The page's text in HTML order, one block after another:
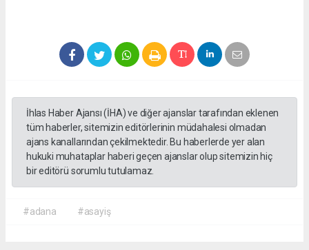
İhlas Haber Ajansı (İHA) ve diğer ajanslar tarafından eklenen
tüm haberler, sitemizin editörlerinin müdahalesi olmadan
ajans kanallarından çekilmektedir. Bu haberlerde yer alan
hukuki muhataplar haberi geçen ajanslar olup sitemizin hiç
bir editörü sorumlu tutulamaz.
#adana #asayiş